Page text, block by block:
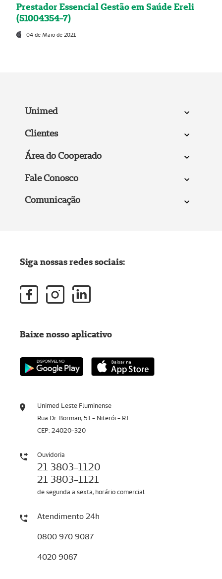
Prestador Essencial Gestão em Saúde Ereli
(51004354-7)
04 de Maio de 2021
Unimed
Clientes
Área do Cooperado
Fale Conosco
Comunicação
Unimed Leste Fluminense
Rua Dr. Borman, 51 - Niterói - RJ
CEP: 24020-320
Ouvidoria
21 3803-1120
21 3803-1121
de segunda a sexta, horário comercial
Atendimento 24h
0800 970 9087
4020 9087
Siga nossas redes sociais:
Baixe nosso aplicativo